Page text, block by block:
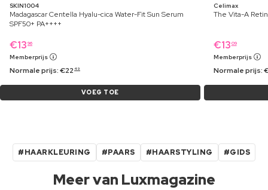
SKIN1004
Madagascar Centella Hyalu-cica Water-Fit Sun Serum
SPF50+ PA++++
€13 96
Memberprijs
Normale prijs:€22 49
VOEG TOE
Celimax
The Vita-A
€13 09
Memberprijs
Normale prijs:
#HAARKLEURING #PAARS #HAARSTYLING #GIDS
Meer van Luxmagazine